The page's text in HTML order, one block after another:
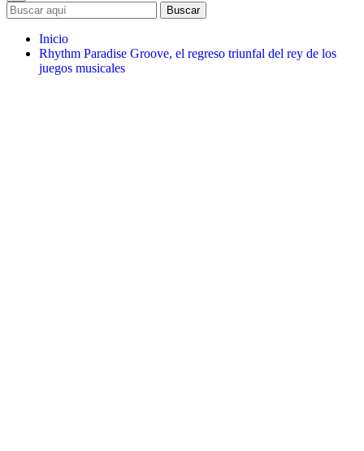
Buscar
Inicio
Rhythm Paradise Groove, el regreso triunfal del rey de los
juegos musicales